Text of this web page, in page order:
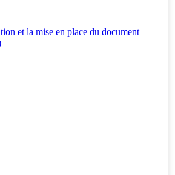
et la mise en place du document